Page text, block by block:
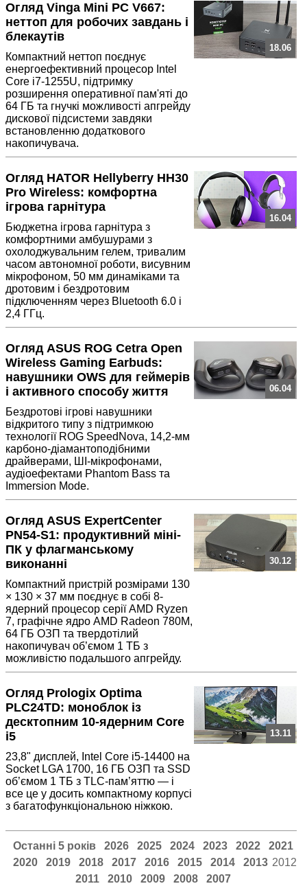
Огляд Vinga Mini PC V667:
неттоп для робочих завдань і
блекаутів
Компактний неттоп поєднує
енергоефективний процесор Intel
Core i7-1255U, підтримку
розширення оперативної пам'яті до
64 ГБ та гнучкі можливості апгрейду
дискової підсистеми завдяки
встановленню додаткового
накопичувача.
18.06
Огляд HATOR Hellyberry HH30
Pro Wireless: комфортна
ігрова гарнітура
Бюджетна ігрова гарнітура з
комфортними амбушурами з
охолоджувальним гелем, тривалим
часом автономної роботи, висувним
мікрофоном, 50 мм динаміками та
дротовим і бездротовим
підключенням через Bluetooth 6.0 і
2,4 ГГц.
16.04
Огляд ASUS ROG Cetra Open
Wireless Gaming Earbuds:
навушники OWS для геймерів
і активного способу життя
Бездротові ігрові навушники
відкритого типу з підтримкою
технології ROG SpeedNova, 14,2‑мм
карбоно‑діамантоподібними
драйверами, ШІ‑мікрофонами,
аудіоефектами Phantom Bass та
Immersion Mode.
06.04
Огляд ASUS ExpertCenter
PN54-S1: продуктивний міні-
ПК у флагманському
виконанні
Компактний пристрій розмірами 130
× 130 × 37 мм поєднує в собі 8-
ядерний процесор серії AMD Ryzen
7, графічне ядро AMD Radeon 780M,
64 ГБ ОЗП та твердотілий
накопичувач об’ємом 1 ТБ з
можливістю подальшого апгрейду.
30.12
Огляд Prologix Optima
PLC24TD: моноблок із
десктопним 10-ядерним Core
i5
23,8" дисплей, Intel Core i5-14400 на
Socket LGA 1700, 16 ГБ ОЗП та SSD
об’ємом 1 ТБ з TLC-пам’яттю — і
все це у досить компактному корпусі
з багатофункціональною ніжкою.
13.11
Останні 5 років 2026 2025 2024 2023 2022
2021
2020
2019 2018 2017 2016 2015 2014 2013 2012
2011
2010 2009 2008 2007